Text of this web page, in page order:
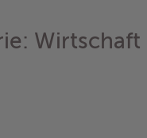
Wirtschaft